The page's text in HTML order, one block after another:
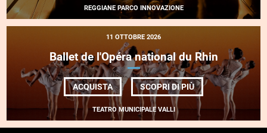
<EM>HOURVARI</
REGGIANE PARCO INNOVAZIONE
11 OTTOBRE 2026
Ballet de l'Opéra national du Rhin
ACQUISTA SCOPRI DI PIÙDI
BALLET
DE
L'OPÉRA
NATIONAL
DU
TEATRO MUNICIPALE VALLI